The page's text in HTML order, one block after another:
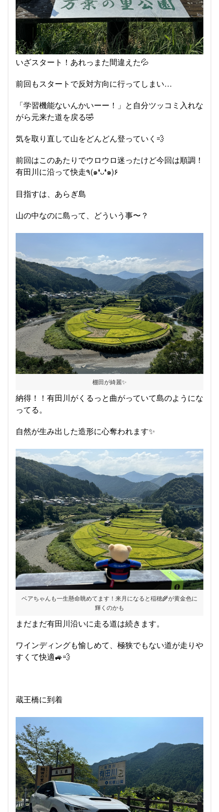
いざスタート！あれっまた間違えた💦
前回もスタートで反対方向に行ってしまい…
「学習機能ないんかいーー！」と自分ツッコミ入れな
がら元来た道を戻る🤣
気を取り直して山をどんどん登っていく💨
前回はこのあたりでウロウロ迷ったけど今回は順調！
有田川に沿って快走٩(๑❛ᴗ❛๑)۶
目指すは、あらぎ島
山の中なのに島って、どういう事〜？
棚田が綺麗✨
納得！！有田川がくるっと曲がっていて島のようにな
ってる。
自然が生み出した造形に心奪われます✨
ベアちゃんも一生懸命眺めてます！来月になると稲穂🌾が黄金色に
輝くのかも
まだまだ有田川沿いに走る道は続きます。
ワインディングも愉しめて、極狭でもない道が走りや
すくて快適🚙💨
蔵王橋に到着